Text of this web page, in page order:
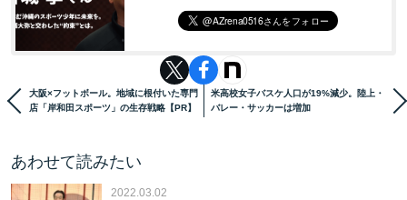
大阪×フットボール。地域に根付いた専門
店「岸和田スポーツ」の生存戦略【PR】
米高校女子バスケ人口が19%減少。陸上・
バレー・サッカーは増加
あわせて読みたい
2022.03.02